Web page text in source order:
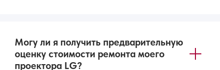
Могу ли я получить предварительную
оценку стоимости ремонта моего
проектора LG?